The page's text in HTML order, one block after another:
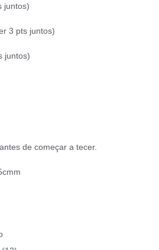
juntos)
3 pts juntos)
juntos)
de começar a tecer.